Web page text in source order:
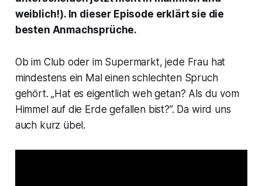
weiblich!). In dieser Episode erklärt sie die
besten Anmachsprüche.
Ob im Club oder im Supermarkt, jede Frau hat
mindestens ein Mal einen schlechten Spruch
gehört. „Hat es eigentlich weh getan? Als du vom
Himmel auf die Erde gefallen bist?”. Da wird uns
auch kurz übel.